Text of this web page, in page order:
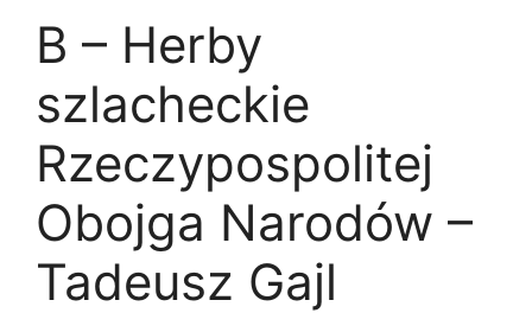
B – Herby
szlacheckie
Rzeczypospolitej
Obojga Narodów –
Tadeusz Gajl